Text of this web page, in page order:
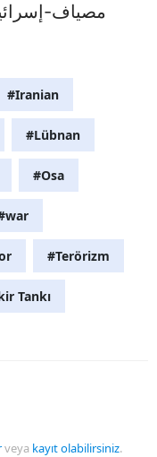
4/13/مصياف-
#Iranian
#Lübnan
#Osa
#Terörizm
Tankı
veya kayıt olabilirsiniz.